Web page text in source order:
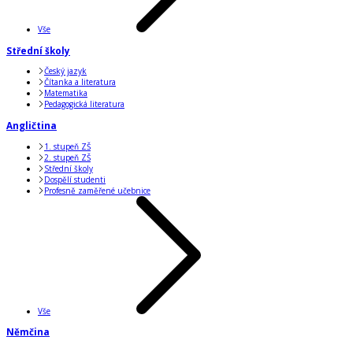
Vše
Střední školy
Český jazyk
Čítanka a literatura
Matematika
Pedagogická literatura
Angličtina
1. stupeň ZŠ
2. stupeň ZŠ
Střední školy
Dospělí studenti
Profesně zaměřené učebnice
Vše
Němčina